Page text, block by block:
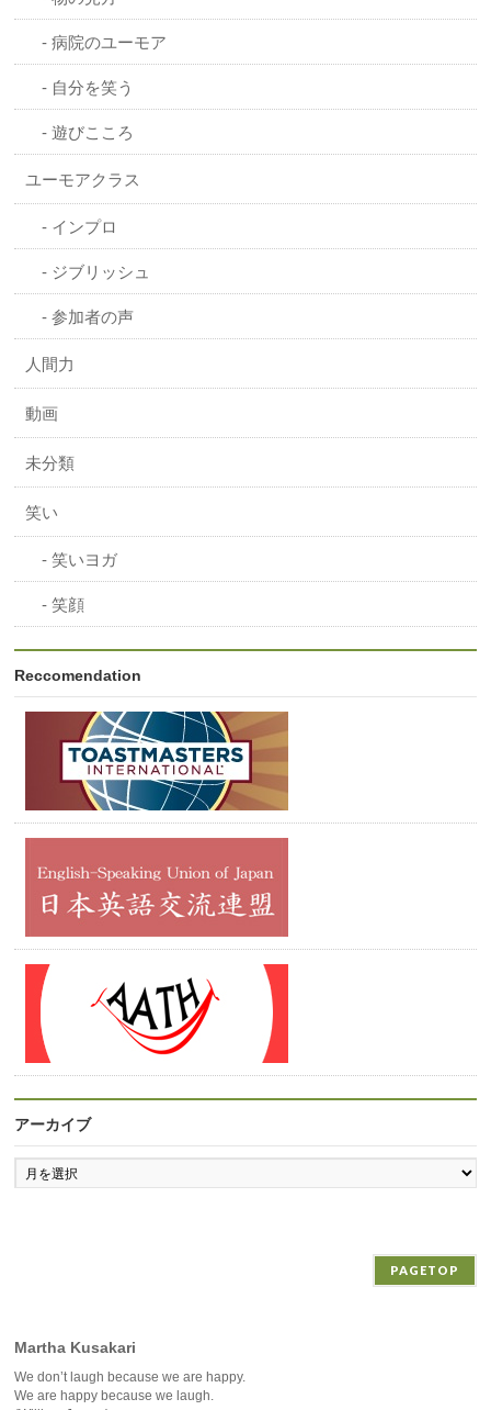
病院のユーモア
自分を笑う
遊びこころ
ユーモアクラス
インプロ
ジブリッシュ
参加者の声
人間力
動画
未分類
笑い
笑いヨガ
笑顔
Reccomendation
アーカイブ
ア
ー
PAGETOP
Martha Kusakari
We don’t laugh because we are happy.
We are happy because we laugh.